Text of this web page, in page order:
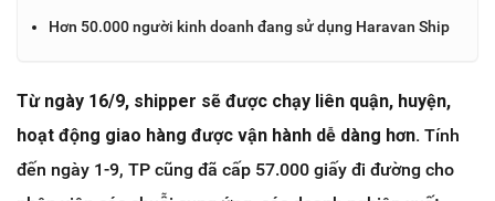
Hơn 50.000 người kinh doanh đang sử dụng Haravan Ship
Từ ngày 16/9, shipper sẽ được chạy liên quận, huyện,
hoạt động giao hàng được vận hành dễ dàng hơn. Tính
đến ngày 1-9, TP cũng đã cấp 57.000 giấy đi đường cho